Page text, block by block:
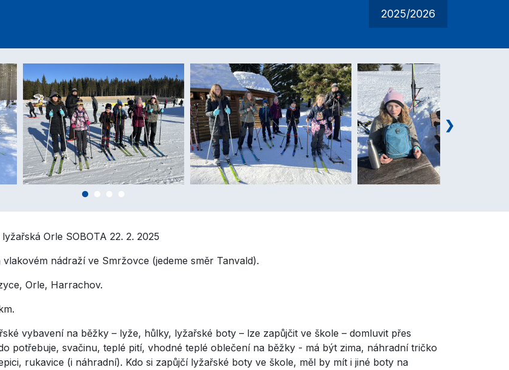
2025/2026
Orle SOBOTA 22. 2. 2025
vlakovém nádraží ve Smržovce (jedeme směr Tanvald).
Orle, Harrachov.
cca 11 km.
vybavení na běžky – lyže, hůlky, lyžařské boty – lze zapůjčit ve škole – domluvit přes
potřebuje, svačinu, teplé pití, vhodné teplé oblečení na běžky - má být zima, náhradní tričko
rukavice (i náhradní). Kdo si zapůjčí lyžařské boty ve škole, měl by mít i jiné boty na